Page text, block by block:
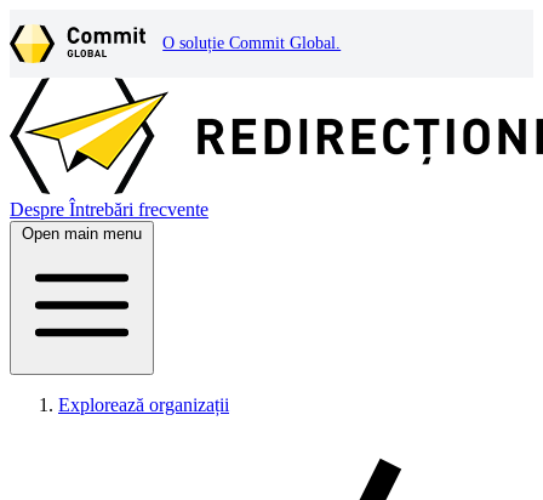
O soluție Commit Global.
Despre Întrebări frecvente
Open main menu
Explorează organizații